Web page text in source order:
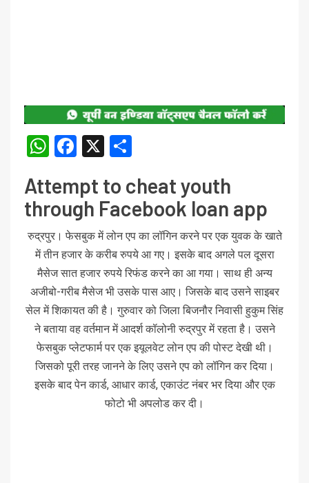
WhatsApp
Facebook
X
Attempt to cheat youth
through Facebook loan app
रुद्रपुर। फेसबुक में लोन एप का लॉगिन करने पर एक युवक के खाते
में तीन हजार के करीब रुपये आ गए। इसके बाद अगले पल दूसरा
मैसेज सात हजार रुपये रिफंड करने का आ गया। साथ ही अन्य
अजीबो-गरीब मैसेज भी उसके पास आए। जिसके बाद उसने साइबर
सेल में शिकायत की है। गुरुवार को जिला बिजनौर निवासी हुकुम सिंह
ने बताया वह वर्तमान में आदर्श कॉलोनी रुद्रपुर में रहता है। उसने
फेसबुक प्लेटफार्म पर एक इयूलवेट लोन एप की पोस्ट देखी थी।
जिसको पूरी तरह जानने के लिए उसने एप को लॉगिन कर दिया।
इसके बाद पेन कार्ड, आधार कार्ड, एकाउंट नंबर भर दिया और एक
फोटो भी अपलोड कर दी।